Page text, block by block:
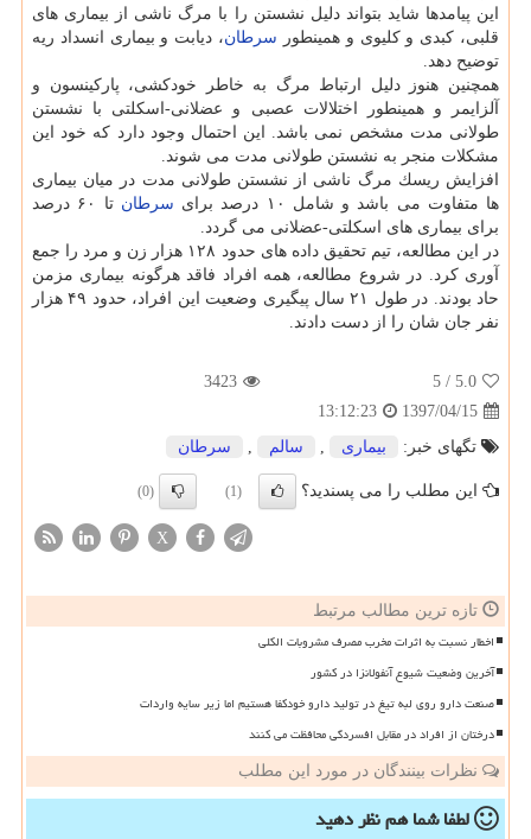
این پیامدها شاید بتواند دلیل نشستن را با مرگ ناشی از بیماری های
قلبی، كبدی و كلیوی و همینطور سرطان، دیابت و بیماری انسداد ریه
توضیح دهد.
همچنین هنوز دلیل ارتباط مرگ به خاطر خودكشی، پاركینسون و
آلزایمر و همینطور اختلالات عصبی و عضلانی-اسكلتی با نشستن
طولانی مدت مشخص نمی باشد. این احتمال وجود دارد كه خود این
مشكلات منجر به نشستن طولانی مدت می شوند.
افزایش ریسك مرگ ناشی از نشستن طولانی مدت در میان بیماری
ها متفاوت می باشد و شامل ۱۰ درصد برای
سرطان
تا ۶۰ درصد
برای بیماری های اسكلتی-عضلانی می گردد.
در این مطالعه، تیم تحقیق داده های حدود ۱۲۸ هزار زن و مرد را جمع
آوری كرد. در شروع مطالعه، همه افراد فاقد هرگونه بیماری مزمن
حاد بودند. در طول ۲۱ سال پیگیری وضعیت این افراد، حدود ۴۹ هزار
نفر جان شان را از دست دادند.
5.0
/ 5
3423
1397/04/15
13:12:23
تگهای خبر:
بیماری , سالم , سرطان
این مطلب را می پسندید؟ (1)
(0)
X
تازه ترین مطالب مرتبط
اخطار نسبت به اثرات مخرب مصرف مشروبات الکلی
آخرین وضعیت شیوع آنفولانزا در کشور
صنعت دارو روی لبه تیغ در تولید دارو خودکفا هستیم اما زیر سایه واردات
درختان از افراد در مقابل افسردگی محافظت می کنند
نظرات بینندگان در مورد این مطلب
لطفا شما همنظر دهید